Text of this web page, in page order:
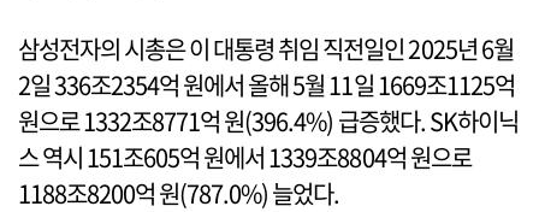
삼성전자의 시총은 이 대통령 취임 직전일인 2025년 6월
2일 336조2354억 원에서 올해 5월 11일 1669조1125억
원으로 1332조8771억 원(396.4%) 급증했다. SK하이닉
스 역시 151조605억 원에서 1339조8804억 원으로
1188조8200억 원(787.0%) 늘었다.